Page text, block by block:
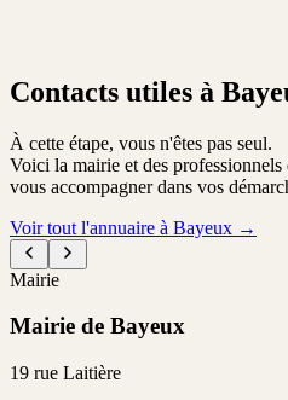
Contacts utiles à
À cette étape, vous n'êtes pas seul.
Voici la mairie et des
vous accompagner dans vos
Voir tout l'annuaire à Bayeux →
Mairie
Mairie de Bayeux
19 rue Laitière